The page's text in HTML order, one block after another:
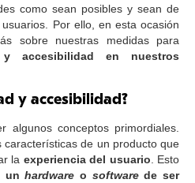
como sean posibles y sean de
Por ello, en esta ocasión
sobre nuestras medidas para
accesibilidad en nuestros
y accesibilidad?
algunos conceptos primordiales.
características de un producto que
la experiencia del usuario . Esto
unhardware o softwarede ser